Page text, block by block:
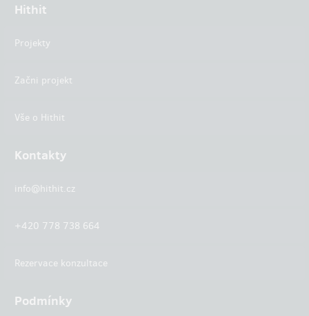
Hithit
Projekty
Začni projekt
Vše o Hithit
Kontakty
info@hithit.cz
+420 778 738 664
Rezervace konzultace
Podmínky